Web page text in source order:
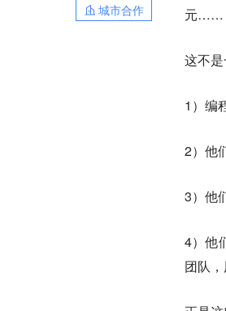
城市合作
元……
这不
1）编
2）他
3）他
4）他
团队